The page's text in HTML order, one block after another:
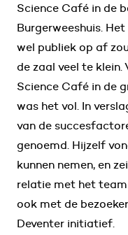
Science Café in de
Burgerweeshuis.
wel publiek op af
de zaal veel te
Science Café in de
was het vol. In
van de
genoemd. Hijzelf
kunnen nemen, en
relatie met het
ook met de
Deventer initiatief.